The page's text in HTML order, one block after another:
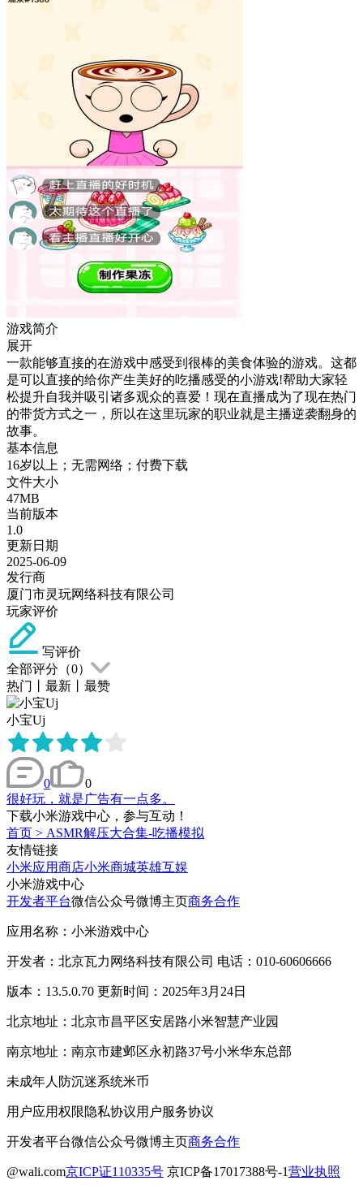
游戏简介
展开
一款能够直接的在游戏中感受到很棒的美食体验的游戏。这都
是可以直接的给你产生美好的吃播感受的小游戏!帮助大家轻
松提升自我并吸引诸多观众的喜爱！现在直播成为了现在热门
的带货方式之一，所以在这里玩家的职业就是主播逆袭翻身的
故事。
基本信息
16岁以上；无需网络；付费下载
文件大小
47MB
当前版本
1.0
更新日期
2025-06-09
发行商
厦门市灵玩网络科技有限公司
玩家评价
写评价
全部评分（0）
热门
最新 最赞
小宝Uj
0
0
很好玩，就是广告有一点多。
下载小米游戏中心，参与互动！
首页 > ASMR解压大合集-吃播模拟
友情链接
小米应用商店小米商城英雄互娱
小米游戏中心
开发者平台微信公众号微博主页商务合作
应用名称：小米游戏中心
开发者：北京瓦力网络科技有限公司 电话：010-60606666
版本：13.5.0.70 更新时间：2025年3月24日
北京地址：北京市昌平区安居路小米智慧产业园
南京地址：南京市建邺区永初路37号小米华东总部
未成年人防沉迷系统米币
用户应用权限隐私协议用户服务协议
开发者平台微信公众号微博主页商务合作
@wali.com京ICP证110335号 京ICP备17017388号-1营业执照